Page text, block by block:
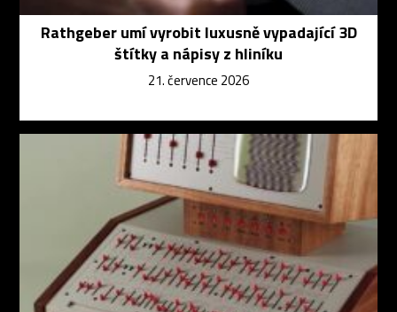
Rathgeber umí vyrobit luxusně vypadající 3D
štítky a nápisy z hliníku
21. července 2026